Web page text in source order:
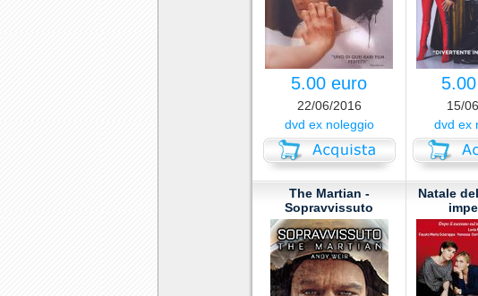
5.00 euro
22/06/2016
dvd ex noleggio
15/
dvd ex
The Martian -
Sopravvissuto
Natale